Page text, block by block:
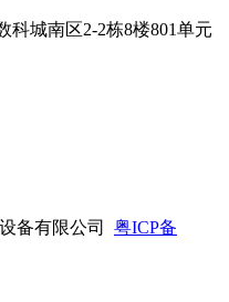
科城南区2-2栋8楼801单元
备有限公司 粤ICP备